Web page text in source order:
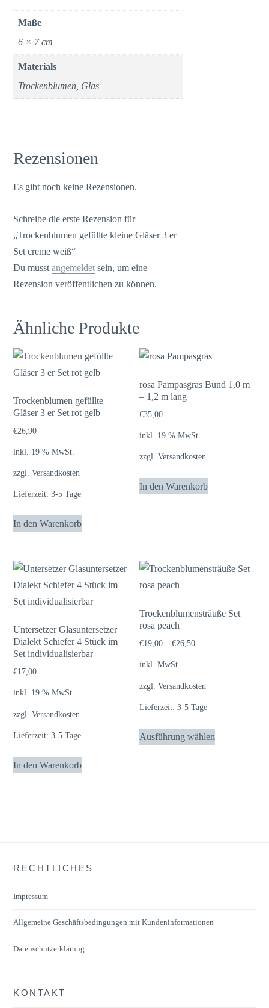
Maße
6 × 7 cm
Materials
Trockenblumen, Glas
Rezensionen
Es gibt noch keine Rezensionen.
Schreibe die erste Rezension für
„Trockenblumen gefüllte kleine Gläser 3 er
Set creme weiß“
Du musstangemeldet sein, um eine
Rezension veröffentlichen zu können.
Ähnliche Produkte
Trockenblumen gefüllte
Gläser 3 er Set rot gelb
€26,90
inkl. 19 % MwSt.
zzgl.Versandkosten
Lieferzeit:3-5 Tage
In den Warenkorb
rosa Pampasgras Bund 1,0 m
– 1,2 m lang
€35,00
inkl. 19 % MwSt.
zzgl.Versandkosten
In den Warenkorb
Untersetzer Glasuntersetzer
Dialekt Schiefer 4 Stück im
Set individualisierbar
€17,00
inkl. 19 % MwSt.
zzgl.Versandkosten
Lieferzeit:3-5 Tage
In den Warenkorb
Trockenblumensträuße Set
rosa peach
€19,00 –€26,50
inkl. MwSt.
zzgl.Versandkosten
Lieferzeit:3-5 Tage
Ausführung wählen
Dieses
Produkt
RECHTLICHES
Impressum
Allgemeine Geschäftsbedingungen mit Kundeninformationen
Datenschutzerklärung
KONTAKT